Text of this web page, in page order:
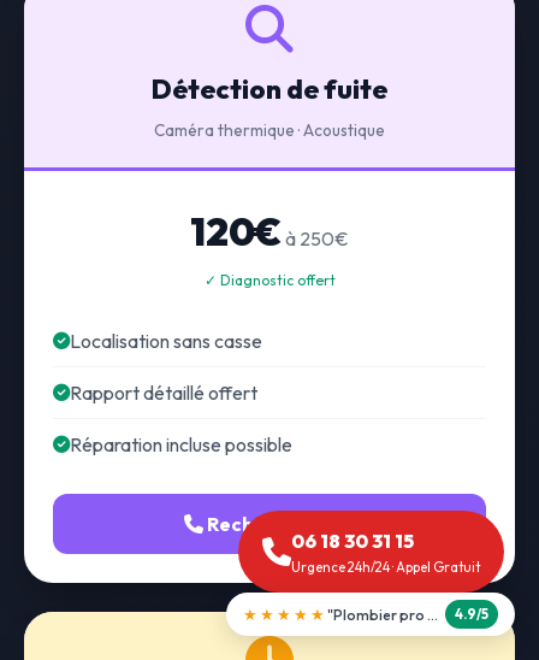
Détection de fuite
Caméra thermique · Acoustique
120€ à 250€
✓ Diagnostic offert
Localisation sans casse
Rapport détaillé offert
Réparation incluse possible
Recherche fuite
06 18 30 31 15
Urgence 24h/24 · Appel Gratuit
★★★★★ "Débouchage WC en 30 min" 5.0/5